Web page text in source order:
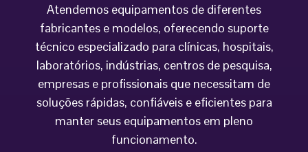
Atendemos equipamentos de diferentes
fabricantes e modelos, oferecendo suporte
técnico especializado para clínicas, hospitais,
laboratórios, indústrias, centros de pesquisa,
empresas e profissionais que necessitam de
soluções rápidas, confiáveis e eficientes para
manter seus equipamentos em pleno
funcionamento.